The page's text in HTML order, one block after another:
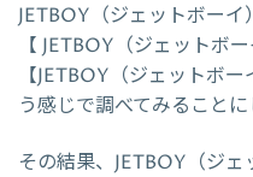
JETBOY（ジェットボー
【 JETBOY（ジェットボ
【JETBOY（ジェットボ
う感じで調べてみることに
その結果、JETBOY（ジ